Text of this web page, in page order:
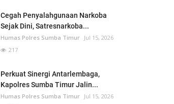
Cegah Penyalahgunaan Narkoba
Sejak Dini, Satresnarkoba...
Humas Polres Sumba Timur Jul 15, 2026
217
Perkuat Sinergi Antarlembaga,
Kapolres Sumba Timur Jalin...
Humas Polres Sumba Timur Jul 15, 2026